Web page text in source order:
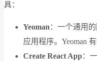
具：
Yeoman ：一个通用
应用程序。Yeoman
Create React App：